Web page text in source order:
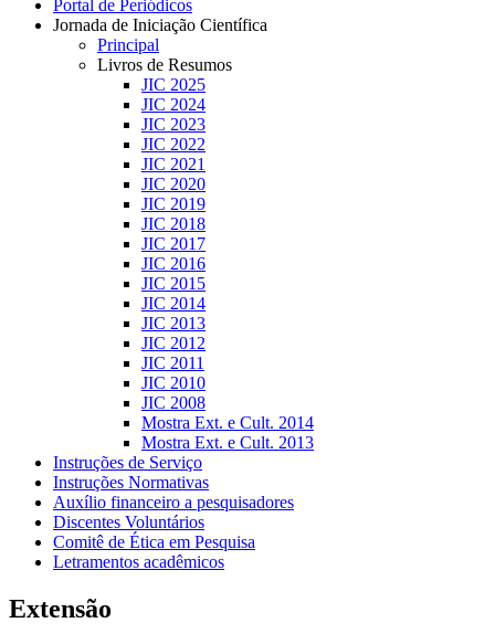
Portal de Periódicos
Jornada de Iniciação Científica
Principal
Livros de Resumos
JIC 2025
JIC 2024
JIC 2023
JIC 2022
JIC 2021
JIC 2020
JIC 2019
JIC 2018
JIC 2017
JIC 2016
JIC 2015
JIC 2014
JIC 2013
JIC 2012
JIC 2011
JIC 2010
JIC 2008
Mostra Ext. e Cult. 2014
Mostra Ext. e Cult. 2013
Instruções de Serviço
Instruções Normativas
Auxílio financeiro a pesquisadores
Discentes Voluntários
Comitê de Ética em Pesquisa
Letramentos acadêmicos
Extensão